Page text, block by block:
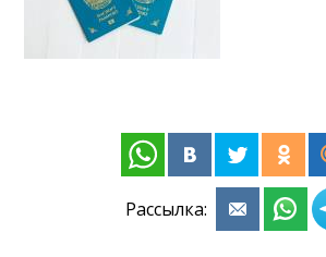
Рассылка: